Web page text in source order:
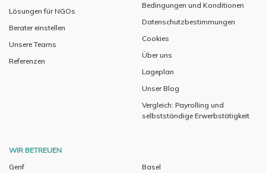
Lösungen für NGOs
Berater einstellen
Unsere Teams
Referenzen
Bedingungen und Konditionen
Datenschutzbestimmungen
Cookies
Über uns
Lageplan
Unser Blog
Vergleich: Payrolling und
selbstständige Erwerbstätigkeit
WIR BETREUEN
Genf
Basel